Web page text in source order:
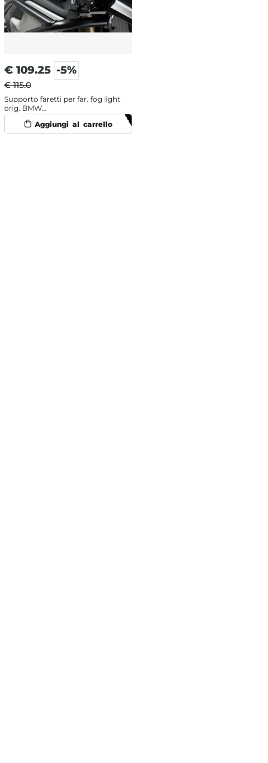
€ 109.25 -5%
€ 115.0
Supporto faretti per far. fog light
orig. BMW
NSW.07.004.20000/B